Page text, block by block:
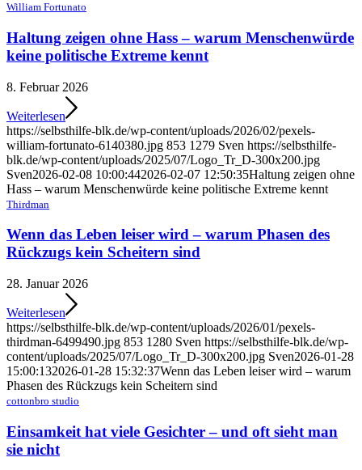
William Fortunato
Haltung zeigen ohne Hass – warum Menschenwürde
keine politische Extreme kennt
8. Februar 2026
Weiterlesen
https://selbsthilfe-blk.de/wp-content/uploads/2026/02/pexels-
william-fortunato-6140380.jpg 853 1279 Sven https://selbsthilfe-
blk.de/wp-content/uploads/2025/07/Logo_Tr_D-300x200.jpg
Sven2026-02-08 10:00:442026-02-07 12:50:35Haltung zeigen ohne
Hass – warum Menschenwürde keine politische Extreme kennt
Thirdman
Wenn das Leben leiser wird – warum Phasen des
Rückzugs kein Scheitern sind
28. Januar 2026
Weiterlesen
https://selbsthilfe-blk.de/wp-content/uploads/2026/01/pexels-
thirdman-6499490.jpg 853 1280 Sven https://selbsthilfe-blk.de/wp-
content/uploads/2025/07/Logo_Tr_D-300x200.jpg Sven2026-01-28
15:00:132026-01-28 15:32:37Wenn das Leben leiser wird – warum
Phasen des Rückzugs kein Scheitern sind
cottonbro studio
Einsamkeit hat viele Gesichter – und oft sieht man
sie nicht